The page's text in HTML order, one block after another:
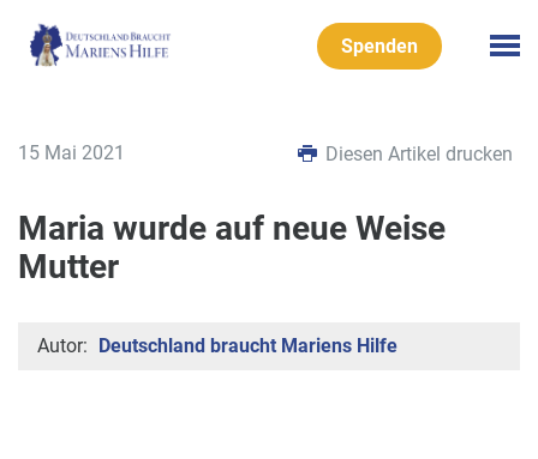
Spenden
15 Mai 2021 Diesen Artikel drucken
Maria wurde auf neue Weise
Mutter
Autor: Deutschland braucht Mariens Hilfe